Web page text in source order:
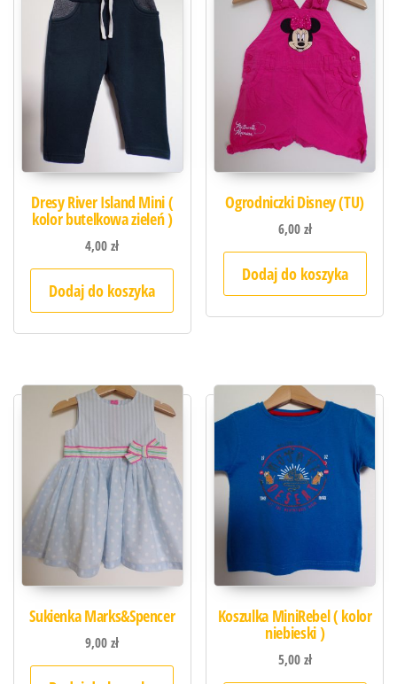
Dresy River Island Mini (
kolor butelkowa zieleń )
4,00zł
Dodaj do koszyka
Ogrodniczki Disney (TU)
6,00zł
Dodaj do koszyka
Sukienka Marks&Spencer
9,00zł
Koszulka MiniRebel ( kolor
niebieski )
5,00zł